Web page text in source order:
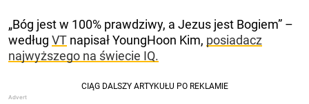
„Bóg jest w 100% prawdziwy, a Jezus jest Bogiem” –
według VT napisał YoungHoon Kim, posiadacz
najwyższego na świecie IQ.